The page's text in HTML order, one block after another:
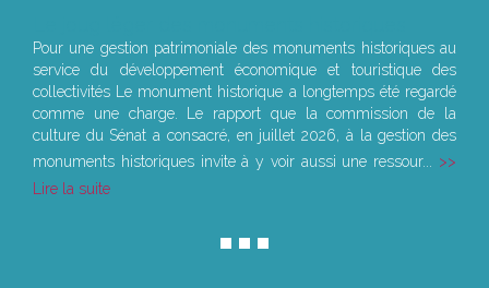
Pour une gestion patrimoniale des monuments historiques au
service du développement économique et touristique des
collectivités Le monument historique a longtemps été regardé
comme une charge. Le rapport que la commission de la
culture du Sénat a consacré, en juillet 2026, à la gestion des
monuments historiques invite à y voir aussi une ressour...
Lire la suite